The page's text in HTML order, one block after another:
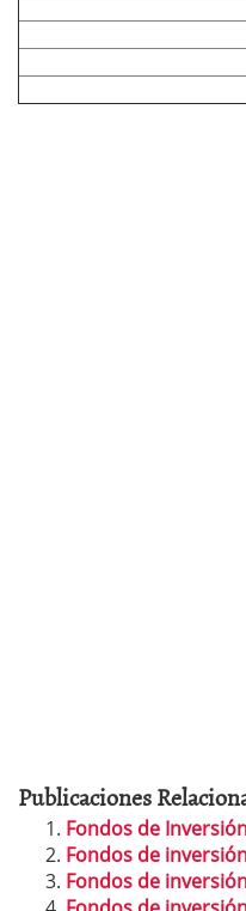
Publicaciones
Fondos de
Fondos de
Fondos de